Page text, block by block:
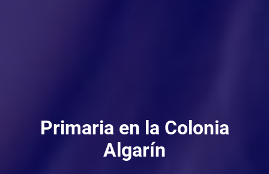
Primaria en la Colonia
Algarín